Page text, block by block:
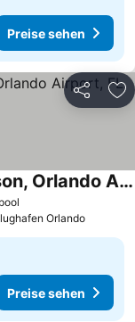
Preise sehen
Teilen
Country Inn & Suites by Radisson, Orlando Airport, FL
Orlando
Preise sehen